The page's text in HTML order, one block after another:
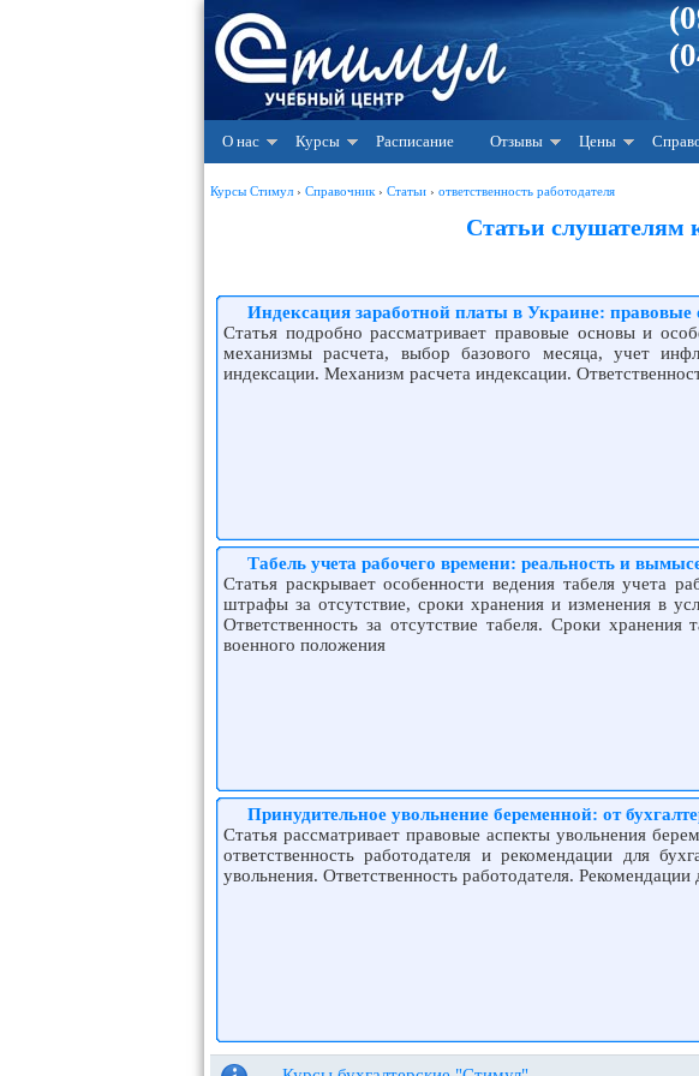
О нас Курсы Расписание Отзывы Цены
Курсы Стимул › Справочник › Статьи › ответственность работодателя
Статьи слушателям
Индексация заработной платы в Украине:
Статья подробно рассматривает правовые основы и
механизмы расчета, выбор базового месяца, учет
индексации. Механизм расчета индексации.
Табель учета рабочего времени: реальность и
Статья раскрывает особенности ведения табеля учета
штрафы за отсутствие, сроки хранения и изменения в
Ответственность за отсутствие табеля. Сроки
военного положения
Принудительное увольнение беременной: от
Статья рассматривает правовые аспекты увольнения
ответственность работодателя и рекомендации для
увольнения. Ответственность работодателя.